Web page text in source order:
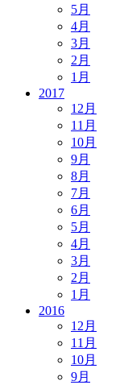
5月
4月
3月
2月
1月
2017
12月
11月
10月
9月
8月
7月
6月
5月
4月
3月
2月
1月
2016
12月
11月
10月
9月